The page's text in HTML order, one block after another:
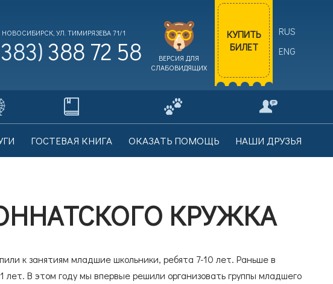
НОВОСИБИРСК, УЛ. ТИМИРЯЗЕВА 71/1
388 72 58
ВЕРСИЯ ДЛЯ
СЛАБОВИДЯЩИХ
RUS
ENG
КУПИТЬ
БИЛЕТ
ГОСТЕВАЯ КНИГА ОКАЗАТЬ ПОМОЩЬ НАШИ ДРУЗЬЯ
КРУЖКА
к занятиям младшие школьники, ребята 7-10 лет. Раньше в
В этом году мы впервые решили организовать группы младшего